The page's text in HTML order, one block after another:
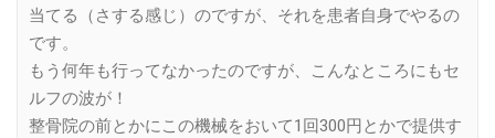
当てる（さする感じ）のですが、それを患者自身でやるの
です。
もう何年も行ってなかったのですが、こんなところにもセ
ルフの波が！
整骨院の前とかにこの機械をおいて1回300円とかで提供す